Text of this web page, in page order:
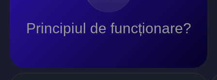
Principiul de funcționare?